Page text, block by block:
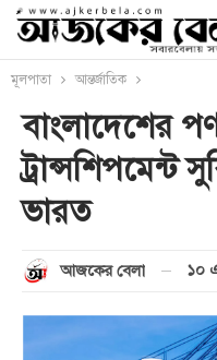
মূলপাতা আন্তর্জাতিক
বাংলাদেশের
ট্রান্সশিপমেন্ট
ভারত
আজকের বেলা ১০